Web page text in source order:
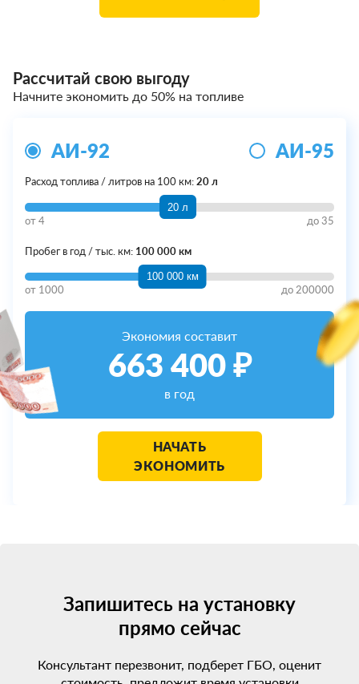
Рассчитай свою выгоду
Начните экономить до 50% на топливе
АИ-92 АИ-95
Расход топлива / литров на 100 км:20 л
20 л
от4 до35
Пробег в год / тыс. км: 100 000 км
100 000 км
от 1000 до 200000
Экономия составит
663 400₽
в год
НАЧАТЬ
ЭКОНОМИТЬ
Запишитесь на установку
прямо сейчас
Консультант перезвонит, подберет ГБО, оценит